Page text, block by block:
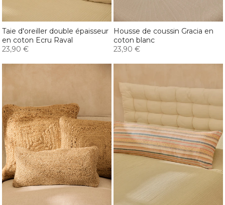
Taie d'oreiller double épaisseur
en coton Ecru Raval
23,90 €
Housse de coussin Gracia en
coton blanc
23,90 €